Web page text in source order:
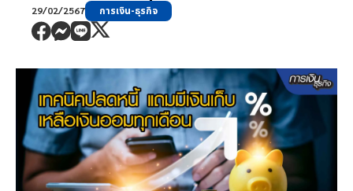
29/02/2567 การเงิน-ธุรกิจ